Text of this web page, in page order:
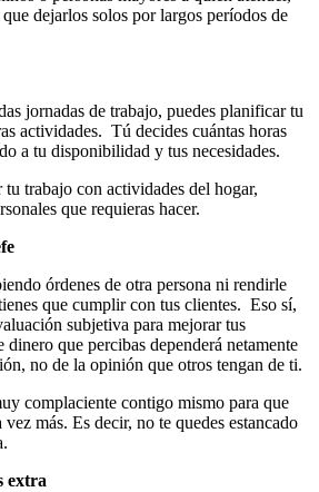
dejarlos solos por largos períodos de
jornadas de trabajo, puedes planificar tu
actividades. Tú decides cuántas horas
a tu disponibilidad y tus necesidades.
tu trabajo con actividades del hogar,
que requieras hacer.
órdenes de otra persona ni rendirle
que cumplir con tus clientes. Eso sí,
subjetiva para mejorar tus
que percibas dependerá netamente
no de la opinión que otros tengan de ti.
complaciente contigo mismo para que
más. Es decir, no te quedes estancado
extra